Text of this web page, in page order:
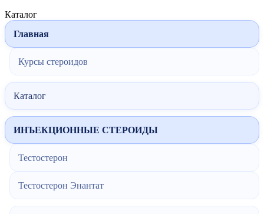
Каталог
Главная
Курсы стероидов
Каталог
ИНЪЕКЦИОННЫЕ СТЕРОИДЫ
Тестостерон
Тестостерон Энантат